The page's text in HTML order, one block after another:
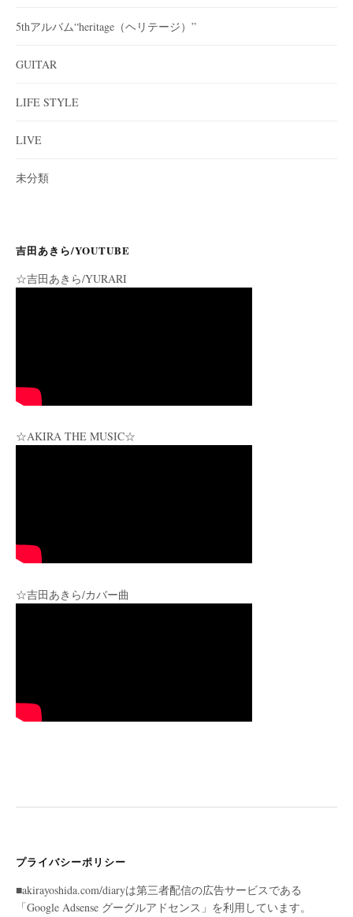
5thアルバム“heritage（ヘリテージ）”
GUITAR
LIFE STYLE
LIVE
未分類
吉田あきら/YOUTUBE
☆吉田あきら/YURARI
☆AKIRA THE MUSIC☆
☆吉田あきら/カバー曲
プライバシーポリシー
■akirayoshida.com/diaryは第三者配信の広告サービスである
「Google Adsense グーグルアドセンス」を利用しています。